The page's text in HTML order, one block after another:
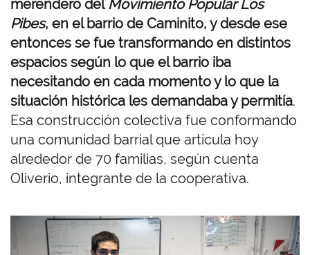
merendero del Movimiento Popular Los
Pibes, en el barrio de Caminito, y desde ese
entonces se fue transformando en distintos
espacios según lo que el barrio iba
necesitando en cada momento y lo que la
situación histórica les demandaba y permitía.
Esa construcción colectiva fue conformando
una comunidad barrial que articula hoy
alrededor de 70 familias, según cuenta
Oliverio, integrante de la cooperativa.
a